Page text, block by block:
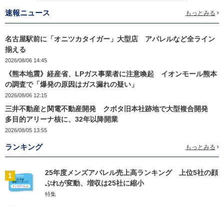
速報ニュース もっとみる
名古屋駅前に「オニツカタイガー」大型店 アパレルなど全ライン
揃える
2026/08/06 14:45
《熊本地震》経産省、LPガス事業者に注意喚起 イオンモール熊本
の調査で「爆発の原因はガス漏れの疑い」
2026/08/06 12:15
三井不動産と関電不動産開発 クボタ旧本社跡地で大型複合開発
多目的アリーナ核に、32年以降開業
2026/08/05 13:55
ランキング もっとみる
1
25年度メンズアパレル売上高ランキング 上位5社の顔
ぶれが変動、増収は25社に縮小
特集